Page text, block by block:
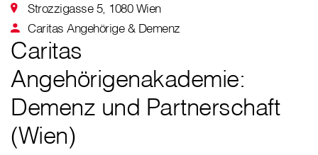
Strozzigasse 5, 1080 Wien
Caritas Angehörige & Demenz
Caritas
Angehörigenakademie:
Demenz und Partnerschaft
(Wien)